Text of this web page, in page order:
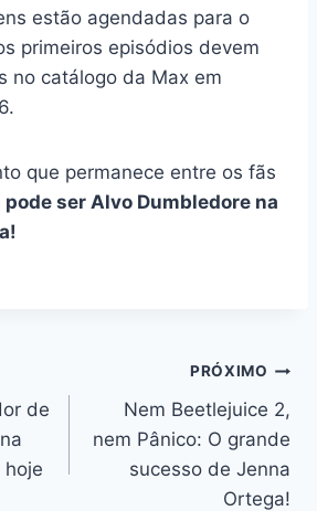
estão agendadas para o
primeiros episódios devem
no catálogo da Max em
que permanece entre os fãs
pode ser Alvo Dumbledore na
de
hoje
PRÓXIMO
Nem Beetlejuice 2,
nem Pânico: O grande
sucesso de Jenna
Ortega!